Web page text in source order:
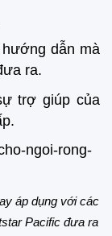
dẫn mà
ra.
trợ giúp của
áp dụng với các
Pacific đưa ra